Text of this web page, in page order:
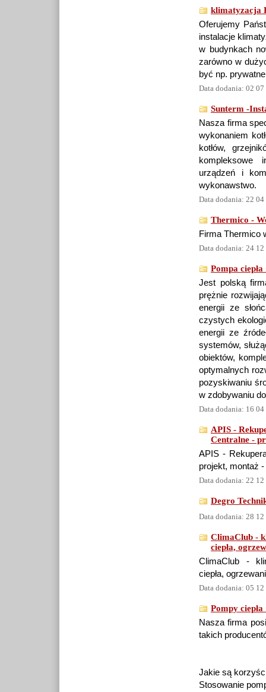
klimatyzacja
Oferujemy
instalacje
w budynkach
zarówno w
być np.
Data dodania: 02
Sunterm -
Nasza firma
wykonaniem
kotłów,
kompleksowe
urządzeń i
wykonawstwo.
Data dodania: 22
Thermico -
Firma Thermico
Data dodania: 24
Pompa ciepła
Jest polską
prężnie
energii ze
czystych
energii ze
systemów,
obiektów,
optymalnych
pozyskiwaniu
w zdobywaniu
Data dodania: 16
APIS -
Centralne -
APIS -
projekt, montaż
Data dodania: 22
Degro
Data dodania: 28
ClimaClub -
ciepła,
ClimaClub -
ciepła,
Data dodania: 05
Pompy ciepła
Nasza firma
takich
Jakie są
Stosowanie